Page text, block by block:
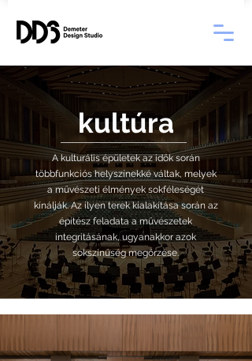
kultúra
A kulturális épületek az idők során
többfunkciós helyszínekké váltak, melyek
a művészeti élmények sokféleségét
kínálják. Az ilyen terek kialakítása során az
építész feladata a művészetek
integritásának, ugyanakkor azok
sokszínűség megőrzése.